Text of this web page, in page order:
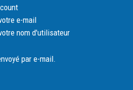
e-mail
nom d'utilisateur
par e-mail.